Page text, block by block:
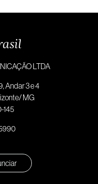
LTDA
Andar 3 e 4
MG
145